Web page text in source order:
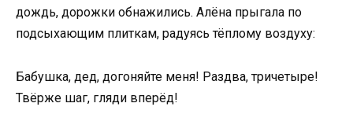
дождь, дорожки обнажились. Алёна прыгала по
подсыхающим плиткам, радуясь тёплому воздуху:
Бабушка, дед, догоняйте меня! Раздва, тричетыре!
Твёрже шаг, гляди вперёд!